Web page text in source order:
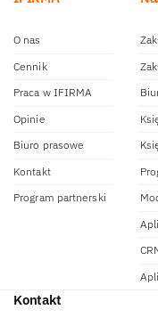
O nas
Cennik
Praca w IFIRMA
Opinie
Biuro prasowe
Kontakt
Program partnerski
Kontakt